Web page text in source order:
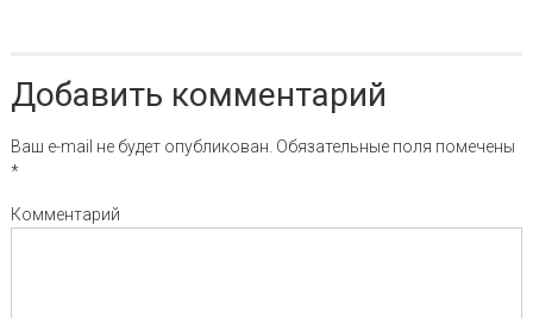
Добавить комментарий
Ваш e-mail не будет опубликован. Обязательные поля помечены
*
Комментарий